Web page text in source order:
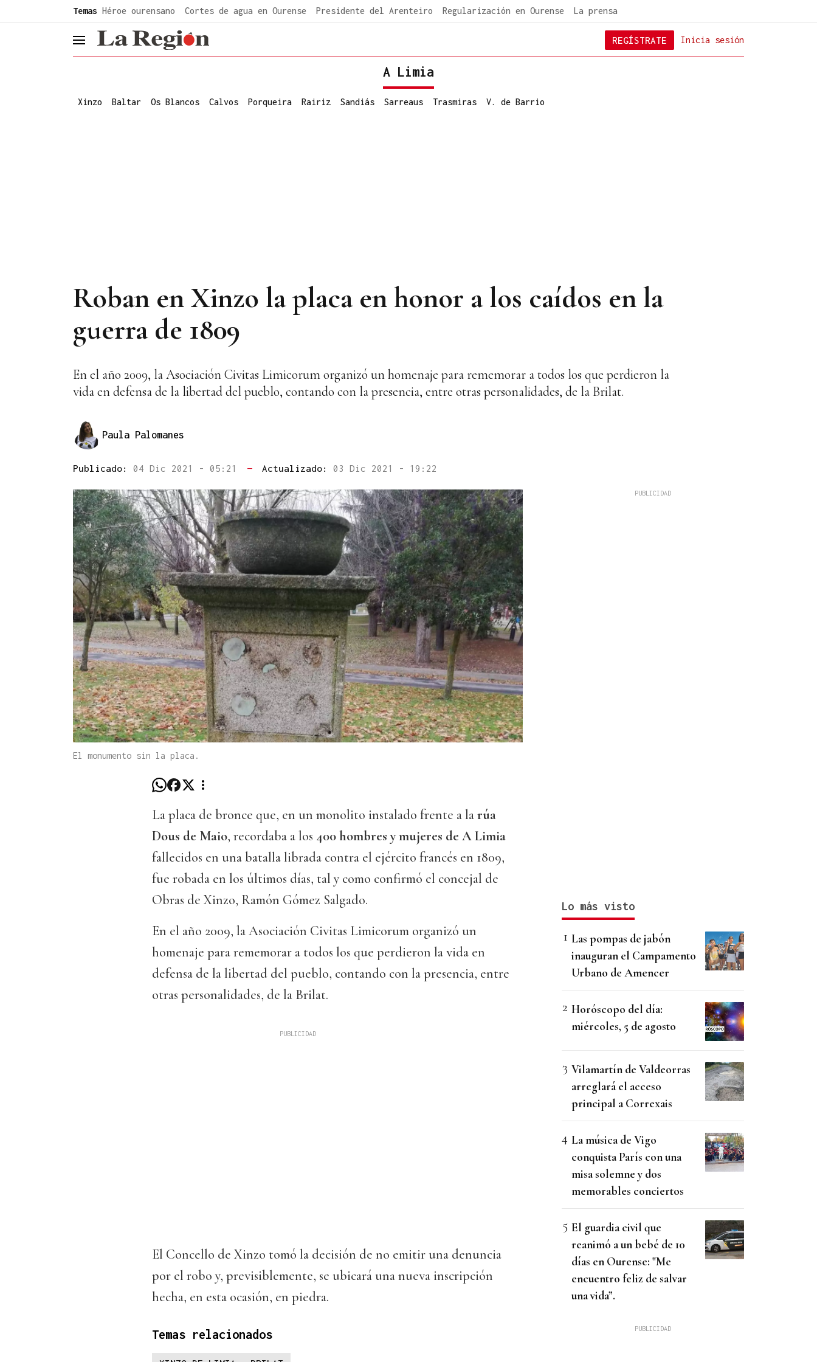
Temas Héroe ourensano Cortes de agua en Ourense Presidente del Arenteiro Regularización en Ourense La prensa
header.menu.open Inicia sesión
REGÍSTRATE
A Limia
Xinzo Baltar Os Blancos Calvos Porqueira Rairiz Sandiás Sarreaus Trasmiras V. de Barrio
Roban en Xinzo la placa en honor a los caídos en la
guerra de 1809
En el año 2009, la Asociación Civitas Limicorum organizó un homenaje para rememorar a todos los que perdieron la
vida en defensa de la libertad del pueblo, contando con la presencia, entre otras personalidades, de la Brilat.
Paula Palomanes
Publicado: 04 Dic 2021 - 05:21 — Actualizado: 03 Dic 2021 - 19:22
El monumento sin la placa.
La placa de bronce que, en un monolito instalado frente a larúa
Dous de Maio, recordaba a los 400 hombres y mujeres de A Limia
fallecidos en una batalla librada contra el ejército francés en 1809,
fue robada en los últimos días, tal y como confirmó el concejal de
Obras de Xinzo, Ramón Gómez Salgado.
En el año 2009, la Asociación Civitas Limicorum organizó un
homenaje para rememorar a todos los que perdieron la vida en
defensa de la libertad del pueblo, contando con la presencia, entre
otras personalidades, de la Brilat.
El Concello de Xinzo tomó la decisión de no emitir una denuncia
por el robo y, previsiblemente, se ubicará una nueva inscripción
hecha, en esta ocasión, en piedra.
Temas relacionados
Lo más visto
Las pompas de jabón
inauguran el Campamento
Urbano de Amencer
Horóscopo del día:
miércoles, 5 de agosto
Vilamartín de Valdeorras
arreglará el acceso
principal a Correxais
La música de Vigo
conquista París con una
misa solemne y dos
memorables conciertos
El guardia civil que
reanimó a un bebé de 10
días en Ourense: "Me
encuentro feliz de salvar
una vida”.